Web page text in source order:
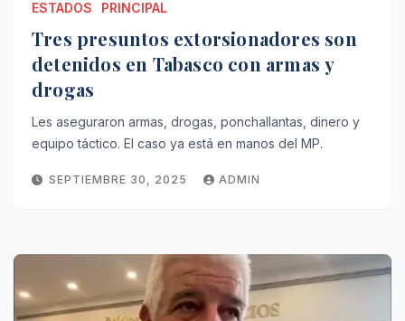
ESTADOS PRINCIPAL
Tres presuntos extorsionadores son
detenidos en Tabasco con armas y
drogas
Les aseguraron armas, drogas, ponchallantas, dinero y
equipo táctico. El caso ya está en manos del MP.
SEPTIEMBRE 30, 2025 ADMIN